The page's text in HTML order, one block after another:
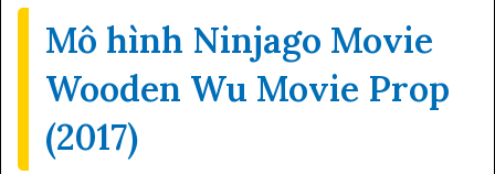
Mô hình Ninjago Movie
Wooden Wu Movie Prop
(2017)